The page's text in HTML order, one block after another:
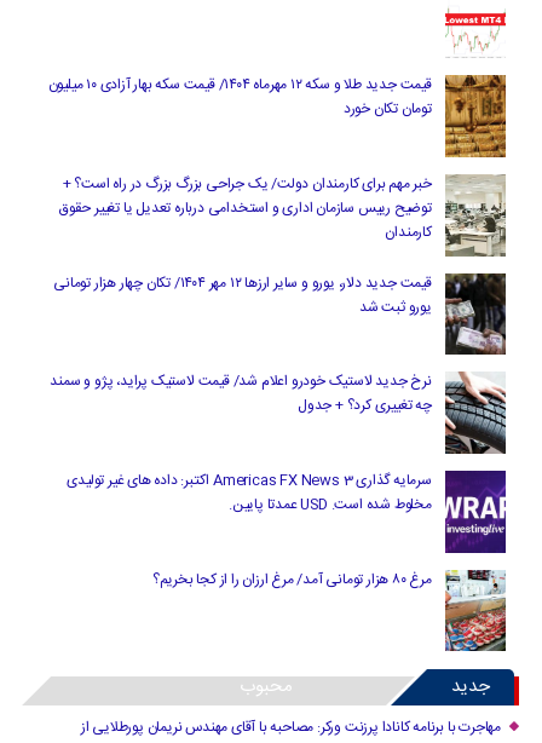
قیمت جدید طلا و سکه ۱۲ مهرماه ۱۴۰۴/ قیمت سکه بهار آزادی ۱۰ میلیون
تومان تکان خورد
خبر مهم برای کارمندان دولت/ یک جراحی بزرگ بزرگ در راه است؟ +
توضیح رییس سازمان اداری و استخدامی درباره تعدیل یا تغییر حقوق
کارمندان
قیمت جدید دلار، یورو و سایر ارزها ۱۲ مهر ۱۴۰۴/ تکان چهار هزار تومانی
یورو ثبت شد
نرخ جدید لاستیک خودرو اعلام شد/ قیمت لاستیک پراید، پژو و سمند
چه تغییری کرد؟ + جدول
سرمایه گذاری Americas FX News 3 اکتبر: داده های غیر تولیدی
مخلوط شده است. USD عمدتا پایین.
مرغ ۸۰ هزار تومانی آمد/ مرغ ارزان را از کجا بخریم؟
جدید محبوب
مهاجرت با برنامه کانادا پرزنت ورکر: مصاحبه با آقای مهندس نریمان پورطلایی از